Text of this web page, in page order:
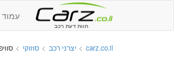
חוות דעת רכב
carz.co.il
> יצרני רכב > סוזוקי >